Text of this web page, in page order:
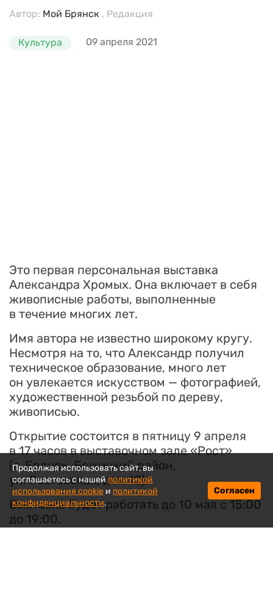
Автор: Мой Брянск , Редакция
Культура 09 апреля 2021
Это первая персональная выставка
Александра Хромых. Она включает в себя
живописные работы, выполненные
в течение многих лет.
Имя автора не известно широкому кругу.
Несмотря на то, что Александр получил
техническое образование, много лет
он увлекается искусством — фотографией,
художественной резьбой по дереву,
живописью.
Открытие состоится в пятницу 9 апреля
в 17 часов в выставочном зале «Рост»
(г. Брянск, Бежицкий район,
ул. Ростовская, дом 12).
Выставка будет работать до 10 мая с 15:00
до 19:00.
Продолжая использовать сайт, вы
соглашаетесь с нашейполитикой
использования cookie и политикой
конфиденциальности.
Согласен